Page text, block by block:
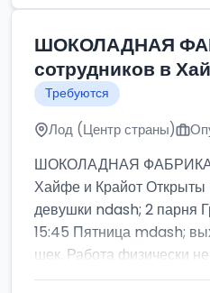
ШОКОЛАДНАЯ
сотрудников в
Требуются
Лод (Центр страны)
ШОКОЛАДНАЯ ФАБРИКА
Хайфе и Крайот Открыты
девушки ndash; 2 парня
15:45 Пятница mdash;
шек. Работа физически не